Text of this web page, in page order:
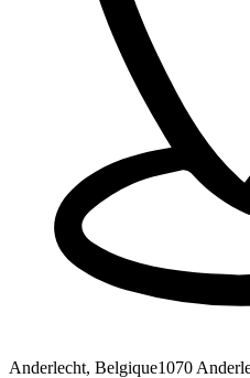
Anderlecht, Belgique1070